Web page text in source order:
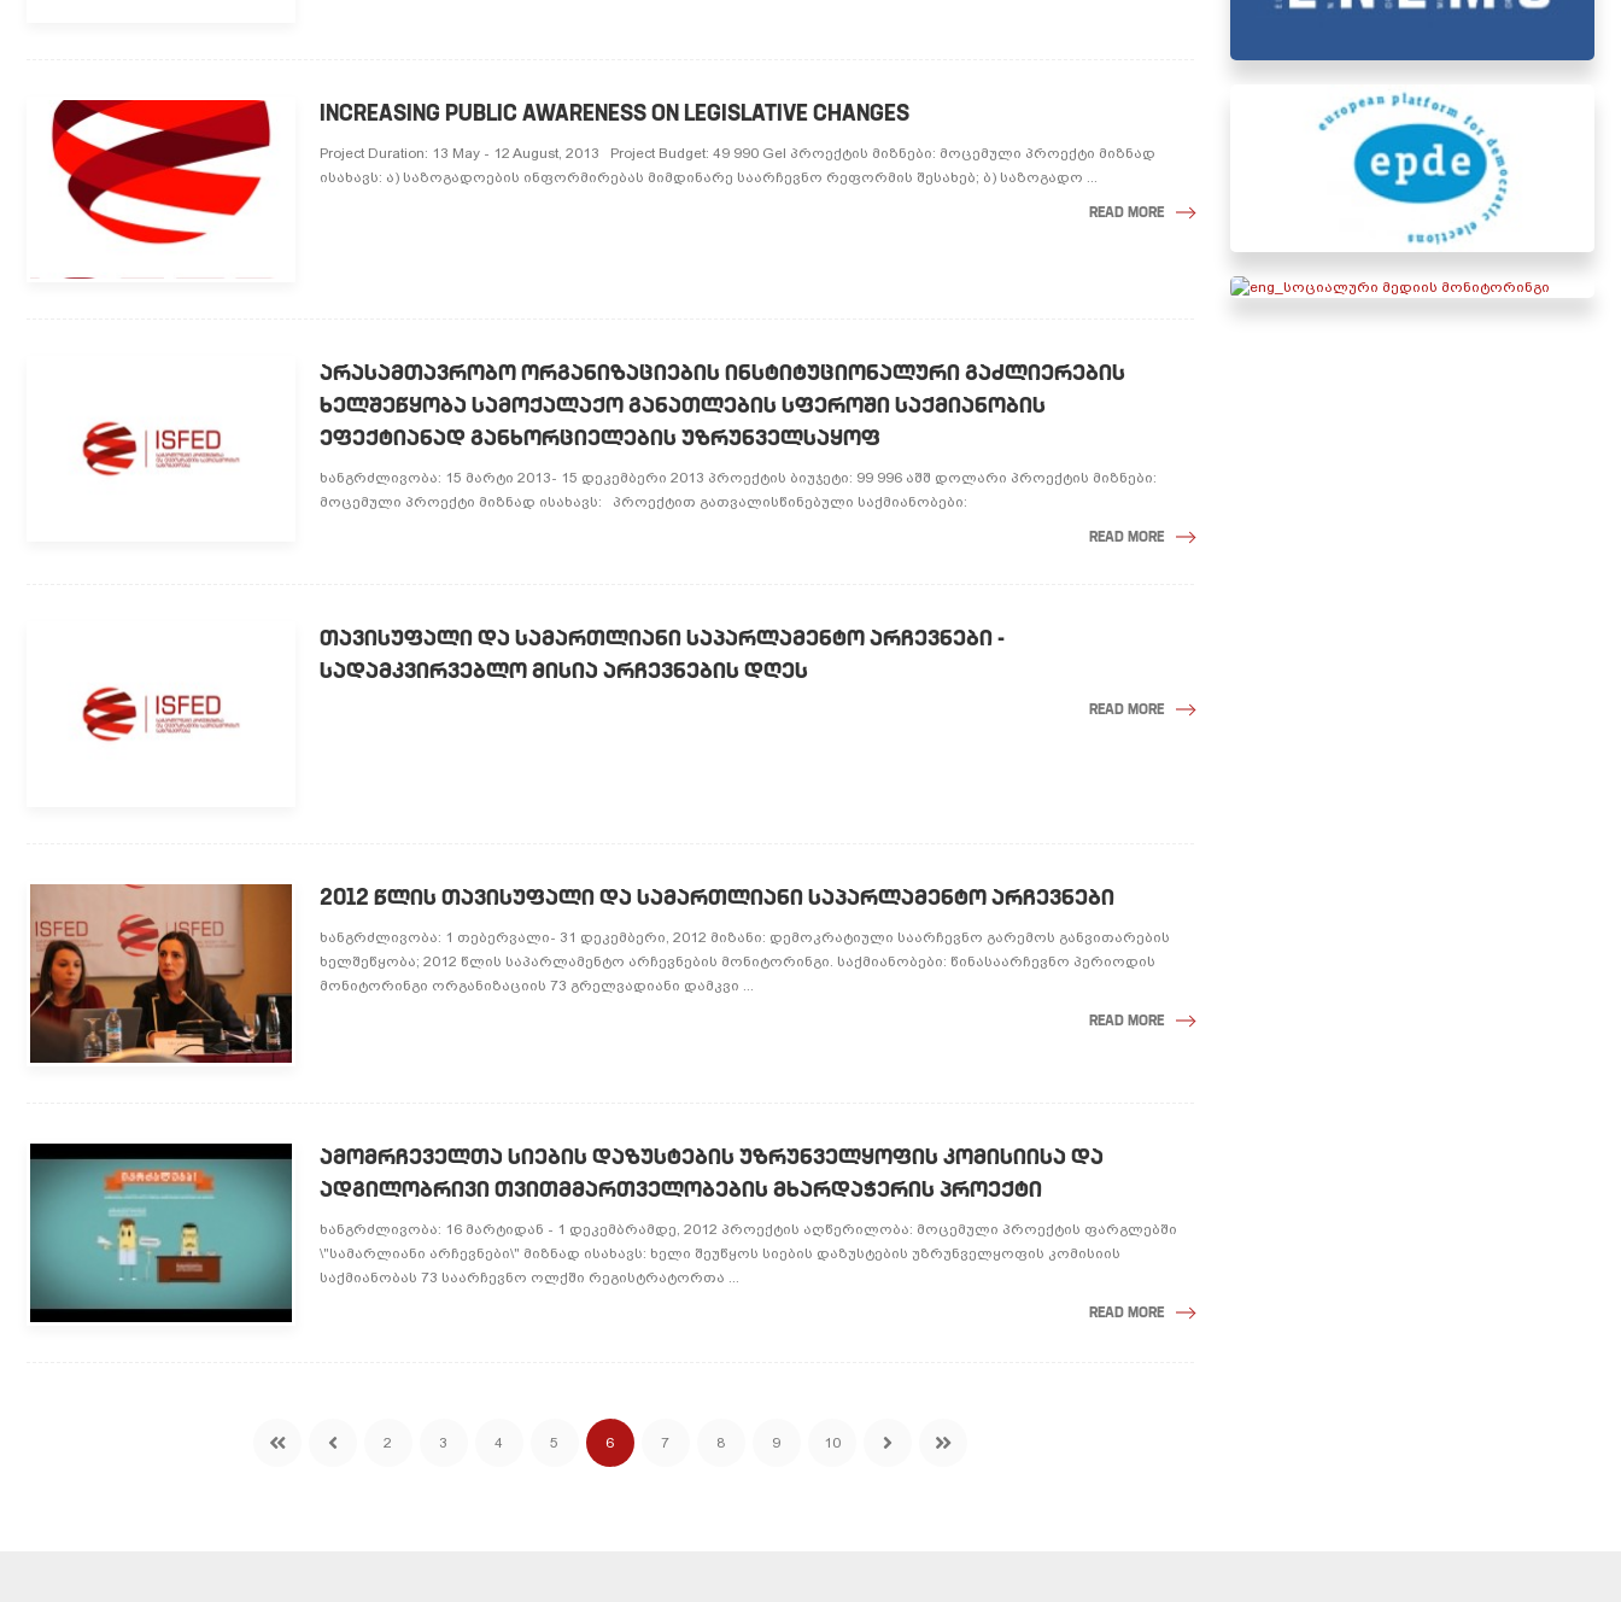
INCREASING PUBLIC AWARENESS ON LEGISLATIVE CHANGES
Project Duration: 13 May - 12 August, 2013 Project Budget: 49 990 Gel პროექტის მიზნები: მოცემული პროექტი მიზნად
ისახავს: ა) საზოგადოების ინფორმირებას მიმდინარე საარჩევნო რეფორმის შესახებ; ბ) საზოგადო ...
READ MORE
ᲐᲠᲐᲡᲐᲛᲗᲐᲕᲠᲝᲑᲝ ᲝᲠᲒᲐᲜᲘᲖᲐᲪᲘᲔᲑᲘᲡ ᲘᲜᲡᲢᲘᲢᲣᲪᲘᲝᲜᲐᲚᲣᲠᲘ ᲒᲐᲫᲚᲘᲔᲠᲔᲑᲘᲡ
ᲮᲔᲚᲨᲔᲬᲧᲝᲑᲐ ᲡᲐᲛᲝᲥᲐᲚᲐᲥᲝ ᲒᲐᲜᲐᲗᲚᲔᲑᲘᲡ ᲡᲤᲔᲠᲝᲨᲘ ᲡᲐᲥᲛᲘᲐᲜᲝᲑᲘᲡ
ᲔᲤᲔᲥᲢᲘᲐᲜᲐᲓ ᲒᲐᲜᲮᲝᲠᲪᲘᲔᲚᲔᲑᲘᲡ ᲣᲖᲠᲣᲜᲕᲔᲚᲡᲐᲧᲝᲤ
ხანგრძლივობა: 15 მარტი 2013- 15 დეკემბერი 2013 პროექტის ბიუჯეტი: 99 996 აშშ დოლარი პროექტის მიზნები:
მოცემული პროექტი მიზნად ისახავს: პროექტით გათვალისწინებული საქმიანობები:
READ MORE
ᲗᲐᲕᲘᲡᲣᲤᲐᲚᲘ ᲓᲐ ᲡᲐᲛᲐᲠᲗᲚᲘᲐᲜᲘ ᲡᲐᲞᲐᲠᲚᲐᲛᲔᲜᲢᲝ ᲐᲠᲩᲔᲕᲜᲔᲑᲘ -
ᲡᲐᲓᲐᲛᲙᲕᲘᲠᲕᲔᲑᲚᲝ ᲛᲘᲡᲘᲐ ᲐᲠᲩᲔᲕᲜᲔᲑᲘᲡ ᲓᲦᲔᲡ
READ MORE
2012 ᲬᲚᲘᲡ ᲗᲐᲕᲘᲡᲣᲤᲐᲚᲘ ᲓᲐ ᲡᲐᲛᲐᲠᲗᲚᲘᲐᲜᲘ ᲡᲐᲞᲐᲠᲚᲐᲛᲔᲜᲢᲝ ᲐᲠᲩᲔᲕᲜᲔᲑᲘ
ხანგრძლივობა: 1 თებერვალი- 31 დეკემბერი, 2012 მიზანი: დემოკრატიული საარჩევნო გარემოს განვითარების
ხელშეწყობა; 2012 წლის საპარლამენტო არჩევნების მონიტორინგი. საქმიანობები: წინასაარჩევნო პერიოდის
მონიტორინგი ორგანიზაციის 73 გრელვადიანი დამკვი ...
READ MORE
ᲐᲛᲝᲛᲠᲩᲔᲕᲔᲚᲗᲐ ᲡᲘᲔᲑᲘᲡ ᲓᲐᲖᲣᲡᲢᲔᲑᲘᲡ ᲣᲖᲠᲣᲜᲕᲔᲚᲧᲝᲤᲘᲡ ᲙᲝᲛᲘᲡᲘᲘᲡᲐ ᲓᲐ
ᲐᲓᲒᲘᲚᲝᲑᲠᲘᲕᲘ ᲗᲕᲘᲗᲛᲛᲐᲠᲗᲕᲔᲚᲝᲑᲔᲑᲘᲡ ᲛᲮᲐᲠᲓᲐᲭᲔᲠᲘᲡ ᲞᲠᲝᲔᲥᲢᲘ
ხანგრძლივობა: 16 მარტიდან - 1 დეკემბრამდე, 2012 პროექტის აღწერილობა: მოცემული პროექტის ფარგლებში
\"სამარლიანი არჩევნები\" მიზნად ისახავს: ხელი შეუწყოს სიების დაზუსტების უზრუნველყოფის კომისიის
საქმიანობას 73 საარჩევნო ოლქში რეგისტრატორთა ...
READ MORE
2 3 4 5 6 7 8 9 10